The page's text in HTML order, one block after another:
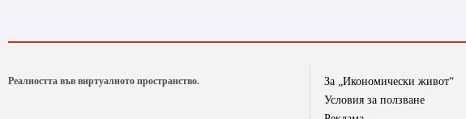
Реалността във виртуалното пространство.
За „Икономически живот“
Условия за ползване